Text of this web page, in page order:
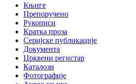
Књиге
Препоручено
Рукописи
Кратка проза
Серијске публикације
Документа
Црквени регистар
Каталози
Фотографије